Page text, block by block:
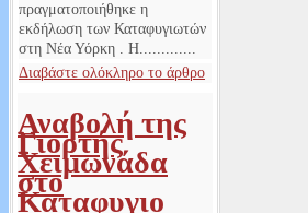
πραγματοποιήθηκε η
εκδήλωση των Καταφυγιωτών
στη Νέα Υόρκη . Η.............
Διαβάστε ολόκληρο το άρθρο
Αναβολή της
Γιορτής
Χειμωνάδα
στο
Καταφυγιο